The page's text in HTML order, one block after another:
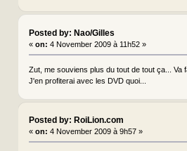
Posted by: Nao/Gilles
« on: 4 November 2009 à 11h52 »
Zut, me souviens plus du tout de tout ça...
J'en profiterai avec les DVD quoi...
Posted by: RoiLion.com
« on: 4 November 2009 à 9h57 »